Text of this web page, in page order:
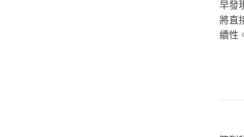
早發
將直
續性